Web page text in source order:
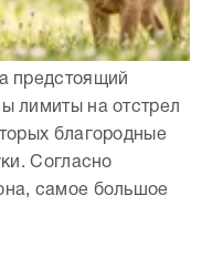
предстоящий
лимиты на отстрел
благородные
Согласно
самое большое